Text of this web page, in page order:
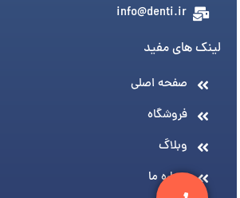
info@denti.ir
لینک های مفید
صفحه اصلی
فروشگاه
وبلاگ
درباره ما